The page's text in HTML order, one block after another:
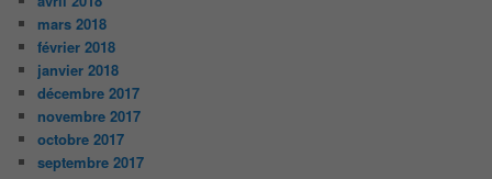
mars 2018
février 2018
janvier 2018
décembre 2017
novembre 2017
octobre 2017
septembre 2017